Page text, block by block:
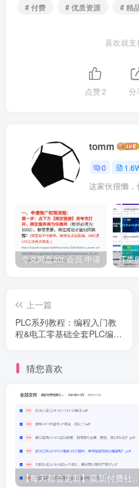
# 付费
# 优质资源 # 精
喜欢就支
点赞2 分
tomm
0
这家伙很懒
夸克网盘20t 会员 申请
上一篇
PLC系列教程：编程入门教
程&电工零基础全套PLC编程
猜您喜欢
【每天都会更新】最新付费社群公众号文章